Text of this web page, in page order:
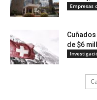
Empresas
de $6